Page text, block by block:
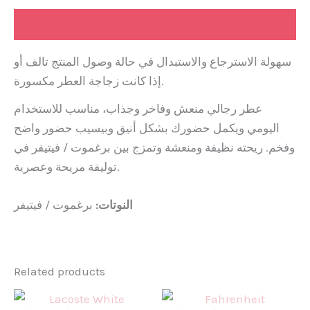
سهولة الاسترجاع والاستبدال في حالة وصول المنتج تالف أو
إذا كانت زجاجة العطر مكسورة.
عطر رجالي منعش وفاخر وجذاب، مناسب للاستخدام
اليومي ويكمل حضورك بشكل أنيق وبيسيب حضور واضح
وفخم. ريحته نظيفة ومنعشة وتمزج بين برغموت / فيتيفر في
توليفة مريحة وعصرية.
النوتات: برغموت / فيتيفر
Related products
Original
Current
Original